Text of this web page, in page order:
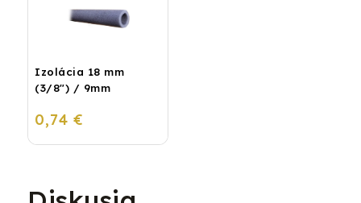
Izolácia 18 mm
(3/8") / 9mm
0,74 €